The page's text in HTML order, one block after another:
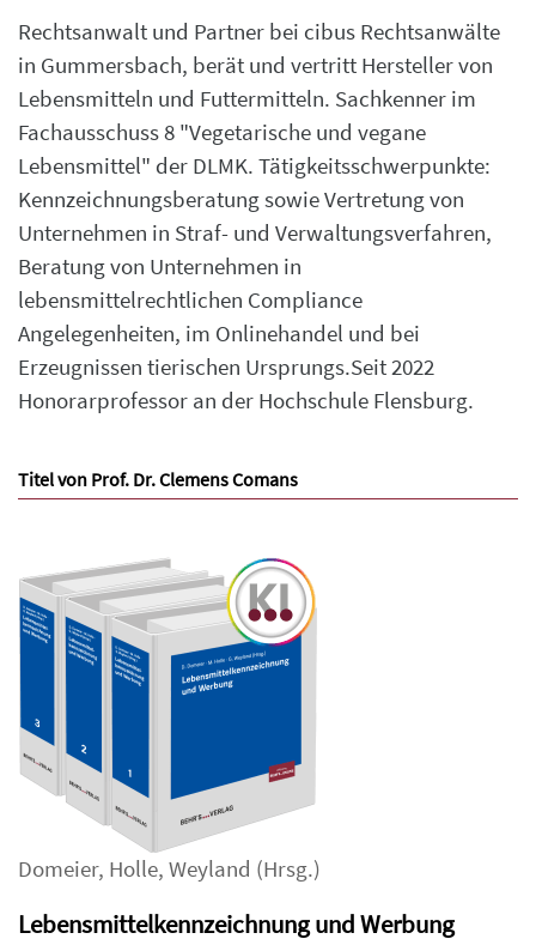
Rechtsanwalt und Partner bei cibus Rechtsanwälte
in Gummersbach, berät und vertritt Hersteller von
Lebensmitteln und Futtermitteln. Sachkenner im
Fachausschuss 8 "Vegetarische und vegane
Lebensmittel" der DLMK. Tätigkeitsschwerpunkte:
Kennzeichnungsberatung sowie Vertretung von
Unternehmen in Straf- und Verwaltungsverfahren,
Beratung von Unternehmen in
lebensmittelrechtlichen Compliance
Angelegenheiten, im Onlinehandel und bei
Erzeugnissen tierischen Ursprungs.Seit 2022
Honorarprofessor an der Hochschule Flensburg.
Titel von Prof. Dr. Clemens Comans
Domeier, Holle, Weyland (Hrsg.)
Lebensmittelkennzeichnung und Werbung